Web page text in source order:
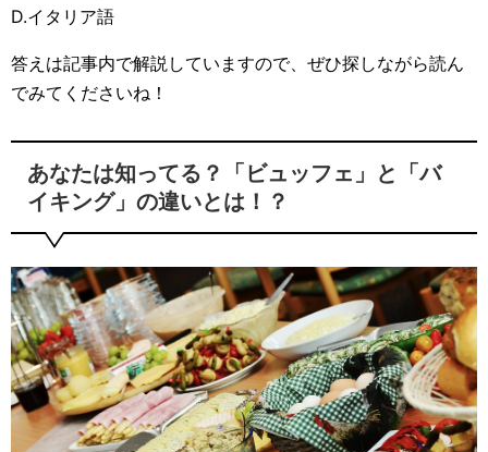
D.イタリア語
答えは記事内で解説していますので、ぜひ探しながら読ん
でみてくださいね！
あなたは知ってる？「ビュッフェ」と「バ
イキング」の違いとは！？